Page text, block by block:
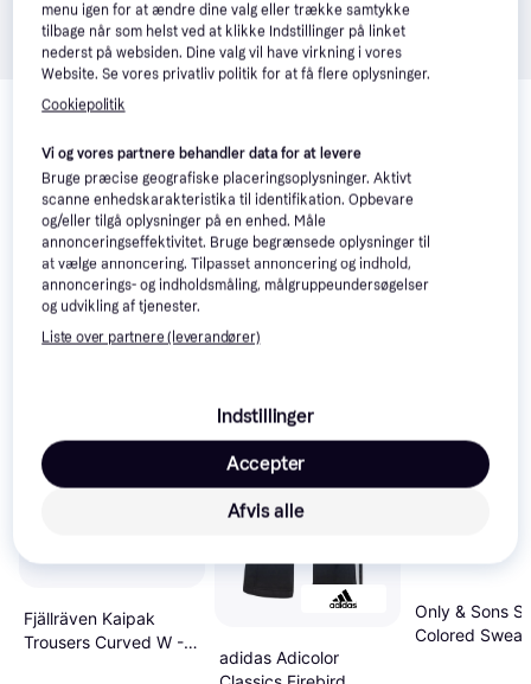
Relaterede produkter
interesser. Vis alle
Trender
Fjällräven Kaipak
Trousers Curved W -
-196 kr.
adidas Adicolor
Only & Sons
Colored
menu igen for at ændre dine valg eller trække samtykke
tilbage når som helst ved at klikke Indstillinger på linket
nederst på websiden. Dine valg vil have virkning i vores
Website. Se vores privatliv politik for at få flere oplysninger.
Cookiepolitik
Vi og vores partnere behandler data for at levere
Bruge præcise geografiske placeringsoplysninger. Aktivt
scanne enhedskarakteristika til identifikation. Opbevare
og/eller tilgå oplysninger på en enhed. Måle
annonceringseffektivitet. Bruge begrænsede oplysninger til
at vælge annoncering. Tilpasset annoncering og indhold,
annoncerings- og indholdsmåling, målgruppeundersøgelser
og udvikling af tjenester.
Liste over partnere (leverandører)
Indstillinger
Afvis alle
Accepter